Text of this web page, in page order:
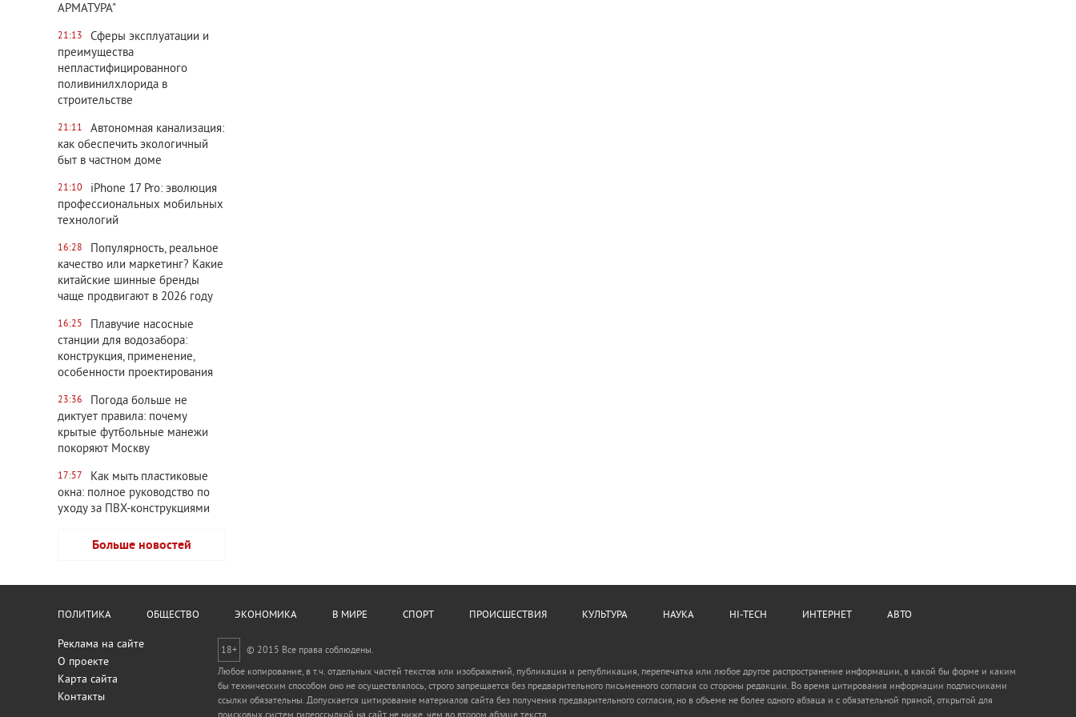
АРМАТУРА"
21:13
Сферы эксплуатации и
преимущества
непластифицированного
поливинилхлорида в
строительстве
21:11
Автономная канализация:
как обеспечить экологичный
быт в частном доме
21:10
iPhone 17 Pro: эволюция
профессиональных мобильных
технологий
16:28
Популярность, реальное
качество или маркетинг? Какие
китайские шинные бренды
чаще продвигают в 2026 году
16:25
Плавучие насосные
станции для водозабора:
конструкция, применение,
особенности проектирования
23:36
Погода больше не
диктует правила: почему
крытые футбольные манежи
покоряют Москву
17:57
Как мыть пластиковые
окна: полное руководство по
уходу за ПВХ-конструкциями
Больше новостей
ПОЛИТИКА ОБЩЕСТВО ЭКОНОМИКА В МИРЕ СПОРТ ПРОИСШЕСТВИЯ КУЛЬТУРА НАУКА HI-TECH ИНТЕРНЕТ АВТО
Реклама на сайте
О проекте
Карта сайта
Контакты
18+
© 2015 Все права соблюдены.
Любое копирование, в т.ч. отдельных частей текстов или изображений, публикация и републикация, перепечатка или любое другое распространение информации, в какой бы форме и каким
бы техническим способом оно не осуществлялось, строго запрещается без предварительного письменного согласия со стороны редакции. Во время цитирования информации подписчиками
ссылки обязательны. Допускается цитирование материалов сайта без получения предварительного согласия, но в объеме не более одного абзаца и с обязательной прямой, открытой для